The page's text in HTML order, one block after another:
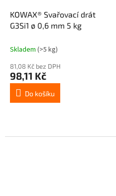
KOWAX® Svařovací drát
G3Si1 ø 0,6 mm 5 kg
Skladem (>5 kg)
81,08 Kč bez DPH
98,11 Kč
Do košíku